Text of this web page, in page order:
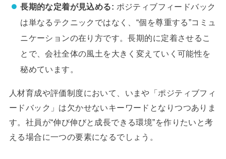
長期的な定着が見込める: ポジティブフィードバック
は単なるテクニックではなく、“個を尊重する”コミュ
ニケーションの在り方です。長期的に定着させるこ
とで、会社全体の風土を大きく変えていく可能性を
秘めています。
人材育成や評価制度において、いまや「ポジティブフィ
ードバック」は欠かせないキーワードとなりつつありま
す。社員が“伸び伸びと成長できる環境”を作りたいと考
える場合に一つの要素になるでしょう。